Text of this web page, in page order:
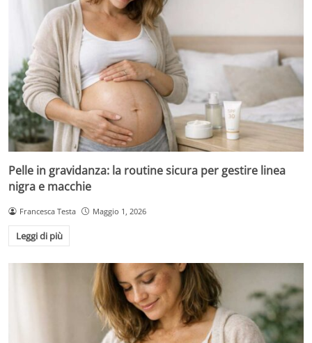
Pelle in gravidanza: la routine sicura per gestire linea
nigra e macchie
Francesca Testa Maggio 1, 2026
Leggi di più